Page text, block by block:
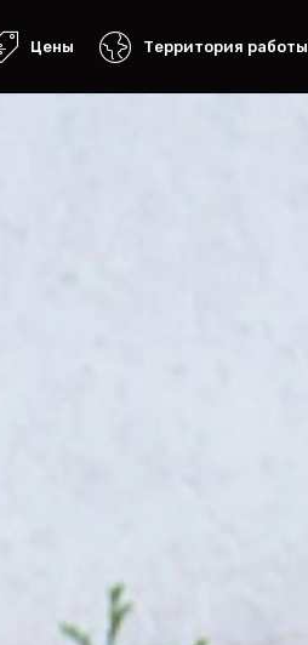
Цены Территория работы